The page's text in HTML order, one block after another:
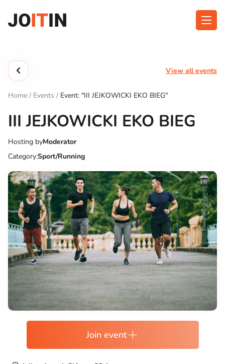
content
View all events
Home / Events / Event: "III JEJKOWICKI EKO BIEG"
III JEJKOWICKI EKO BIEG
Hosting byModerator
Category:Sport/Running
Join event